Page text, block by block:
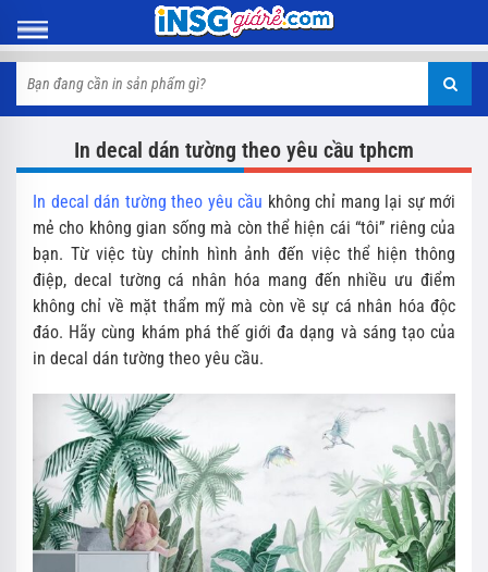
In decal dán tường theo yêu cầu tphcm
In decal dán tường theo yêu cầu không chỉ mang lại sự mới
mẻ cho không gian sống mà còn thể hiện cái “tôi” riêng của
bạn. Từ việc tùy chỉnh hình ảnh đến việc thể hiện thông
điệp, decal tường cá nhân hóa mang đến nhiều ưu điểm
không chỉ về mặt thẩm mỹ mà còn về sự cá nhân hóa độc
đáo. Hãy cùng khám phá thế giới đa dạng và sáng tạo của
in decal dán tường theo yêu cầu.